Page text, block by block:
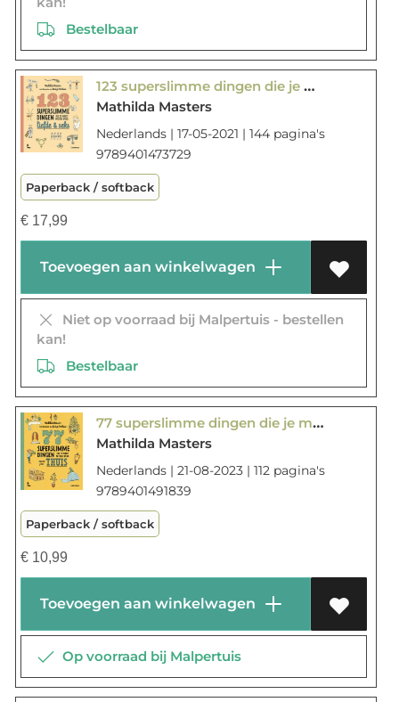
Bestelbaar
123 superslimme dingen die je moet weten over liefde & seks
Mathilda Masters
Nederlands | 17-05-2021 | 144 pagina's
9789401473729
Paperback / softback
€17,99
Toevoegen aan winkelwagen
Niet op voorraad bij Malpertuis - bestellen
kan!
Bestelbaar
77 superslimme dingen die je moet weten over mijn en jouw thuis
Mathilda Masters
Nederlands | 21-08-2023 | 112 pagina's
9789401491839
Paperback / softback
€10,99
Toevoegen aan winkelwagen
Op voorraad bij Malpertuis